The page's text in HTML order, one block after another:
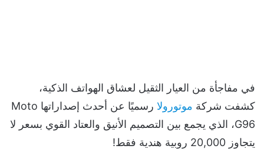
في مفاجأة من العيار الثقيل لعشاق الهواتف الذكية،
كشفت شركة موتورولا
رسميًا عن أحدث إصداراتها Moto
G96، الذي يجمع بين التصميم الأنيق والعتاد القوي بسعر لا
يتجاوز 20,000 روبية هندية فقط!